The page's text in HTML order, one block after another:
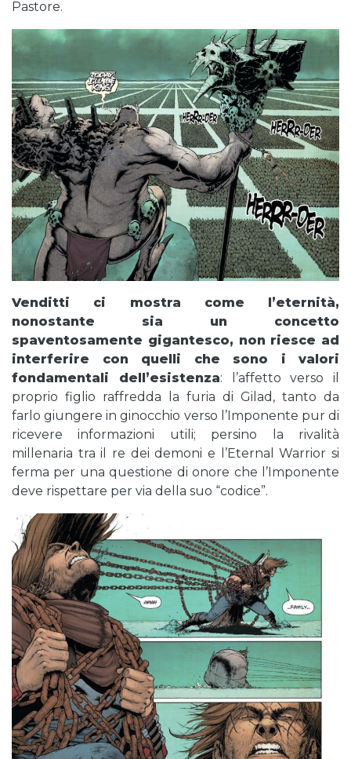
Pastore.
Venditti ci mostra come l’eternità,
nonostante sia un concetto
spaventosamente gigantesco, non riesce ad
interferire con quelli che sono i valori
fondamentali dell’esistenza: l’affetto verso il
proprio figlio raffredda la furia di Gilad, tanto da
farlo giungere in ginocchio verso l’Imponente pur di
ricevere informazioni utili; persino la rivalità
millenaria tra il re dei demoni e l’Eternal Warrior si
ferma per una questione di onore che l’Imponente
deve rispettare per via della suo “codice”.